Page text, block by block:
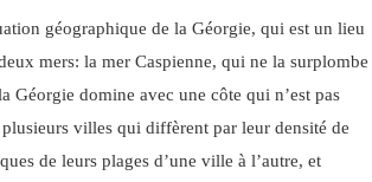
géographique de la Géorgie, qui est un lieu
mers: la mer Caspienne, qui ne la surplombe
Géorgie domine avec une côte qui n’est pas
villes qui diffèrent par leur densité de
de leurs plages d’une ville à l’autre, et